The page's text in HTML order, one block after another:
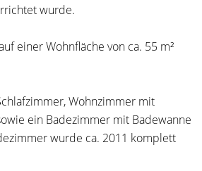
wurde.
einer Wohnfläche von ca. 55 m²
Wohnzimmer mit
ein Badezimmer mit Badewanne
wurde ca. 2011 komplett